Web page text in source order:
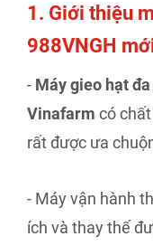
1. Giới thiệu
988VNGH
- Máy gieo hạt
Vinafarm có
rất được ưa
- Máy vận hành
ích và thay thế